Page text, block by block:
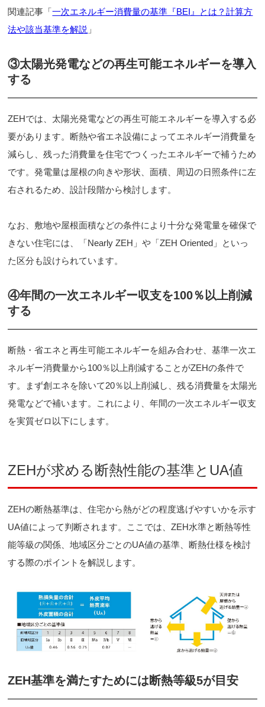
関連記事「一次エネルギー消費量の基準『BEI』とは？計算方
法や該当基準を解説 」
③太陽光発電などの再生可能エネルギーを導入
する
ZEHでは、太陽光発電などの再生可能エネルギーを導入する必
要があります。断熱や省エネ設備によってエネルギー消費量を
減らし、残った消費量を住宅でつくったエネルギーで補うため
です。発電量は屋根の向きや形状、面積、周辺の日照条件に左
右されるため、設計段階から検討します。
なお、敷地や屋根面積などの条件により十分な発電量を確保で
きない住宅には、「Nearly ZEH」や「ZEH Oriented」といっ
た区分も設けられています。
④年間の一次エネルギー収支を100％以上削減
する
断熱・省エネと再生可能エネルギーを組み合わせ、基準一次エ
ネルギー消費量から100％以上削減することがZEHの条件で
す。まず創エネを除いて20％以上削減し、残る消費量を太陽光
発電などで補います。これにより、年間の一次エネルギー収支
を実質ゼロ以下にします。
ZEHが求める断熱性能の基準とUA値
ZEHの断熱基準は、住宅から熱がどの程度逃げやすいかを示す
UA値によって判断されます。ここでは、ZEH水準と断熱等性
能等級の関係、地域区分ごとのUA値の基準、断熱仕様を検討
する際のポイントを解説します。
ZEH基準を満たすためには断熱等級5が目安